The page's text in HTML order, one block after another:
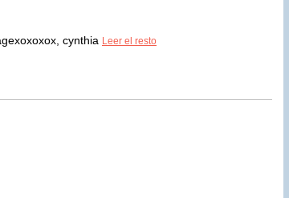
cynthia Leer el resto